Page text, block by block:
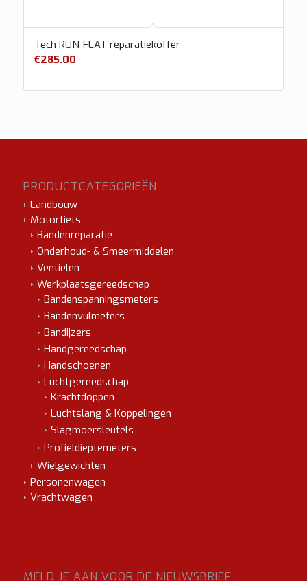
Tech RUN-FLAT reparatiekoffer
€285.00
PRODUCTCATEGORIEËN
Landbouw
Motorfiets
Bandenreparatie
Onderhoud- & Smeermiddelen
Ventielen
Werkplaatsgereedschap
Bandenspanningsmeters
Bandenvulmeters
Bandijzers
Handgereedschap
Handschoenen
Luchtgereedschap
Krachtdoppen
Luchtslang & Koppelingen
Slagmoersleutels
Profieldieptemeters
Wielgewichten
Personenwagen
Vrachtwagen
MELD JE AAN VOOR DE NIEUWSBRIEF